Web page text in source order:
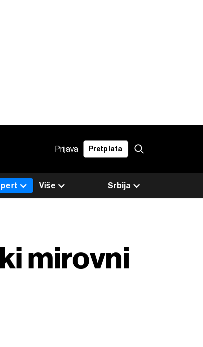
Prijava Pretplata
Srbija
Više
mirovni